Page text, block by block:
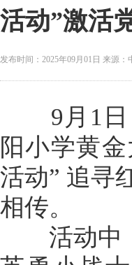
活动”激活
发布时间：2025年09月01日 来源：
9月1日
阳小学黄
活动” 追寻
相传。
活动中，